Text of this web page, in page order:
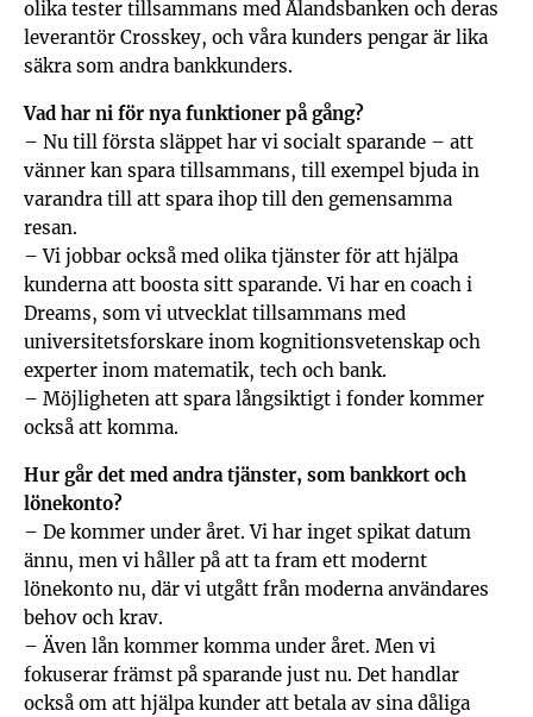
olika tester tillsammans med Ålandsbanken och deras
leverantör Crosskey, och våra kunders pengar är lika
säkra som andra bankkunders.
Vad har ni för nya funktioner på gång?
– Nu till första släppet har vi socialt sparande – att
vänner kan spara tillsammans, till exempel bjuda in
varandra till att spara ihop till den gemensamma
resan.
– Vi jobbar också med olika tjänster för att hjälpa
kunderna att boosta sitt sparande. Vi har en coach i
Dreams, som vi utvecklat tillsammans med
universitetsforskare inom kognitionsvetenskap och
experter inom matematik, tech och bank.
– Möjligheten att spara långsiktigt i fonder kommer
också att komma.
Hur går det med andra tjänster, som bankkort och
lönekonto?
– De kommer under året. Vi har inget spikat datum
ännu, men vi håller på att ta fram ett modernt
lönekonto nu, där vi utgått från moderna användares
behov och krav.
– Även lån kommer komma under året. Men vi
fokuserar främst på sparande just nu. Det handlar
också om att hjälpa kunder att betala av sina dåliga